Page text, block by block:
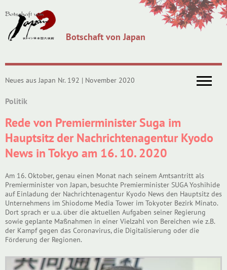
Botschaft von Japan
Neues aus Japan Nr. 192 | November 2020
Politik
Rede von Premierminister Suga im
Hauptsitz der Nachrichtenagentur Kyodo
News in Tokyo am 16. 10. 2020
Am 16. Oktober, genau einen Monat nach seinem Amtsantritt als
Premierminister von Japan, besuchte Premierminister SUGA Yoshihide
auf Einladung der Nachrichtenagentur Kyodo News den Hauptsitz des
Unternehmens im Shiodome Media Tower im Tokyoter Bezirk Minato.
Dort sprach er u.a. über die aktuellen Aufgaben seiner Regierung
sowie geplante Maßnahmen in einer Vielzahl von Bereichen wie z.B.
der Kampf gegen das Coronavirus, die Digitalisierung oder die
Förderung der Regionen.